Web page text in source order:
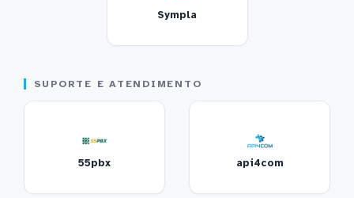
Sympla
SUPORTE E ATENDIMENTO
55pbx api4com